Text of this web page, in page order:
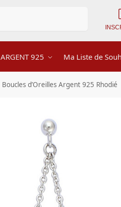
ARGENT 925 Ma Liste de
Boucles d’Oreilles Argent 925 Rhodié